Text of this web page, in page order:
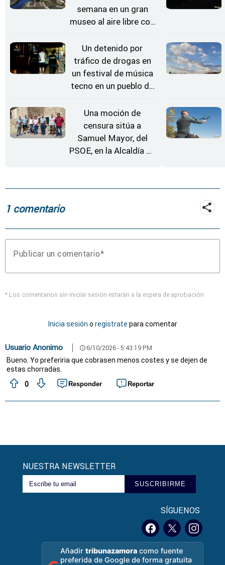
semana en un gran
museo al aire libre con
Un detenido por
tráfico de drogas en
un festival de música
tecno en un pueblo de
Una moción de
censura sitúa a
Samuel Mayor, del
PSOE, en la Alcaldía de
1 comentario
Publicar un comentario
* Los comentarios sin iniciar sesión estarán a la espera de aprobación
Inicia sesión o registrate para comentar
Usuario Anonimo schedule6/10/2026 - 5:43:19 PM
Bueno. Yo preferiria que cobrasen menos costes y se dejen de
estas chorradas.
0
Responder Reportar
NUESTRA NEWSLETTER
SUSCRIBIRME
SÍGUENOS
Añadirtribunazamora como fuente
preferida de Google de forma gratuita